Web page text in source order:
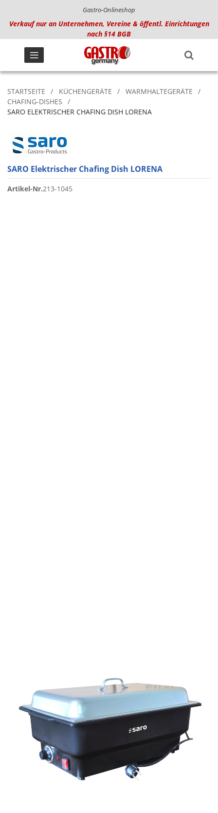
Gastro-Onlineshop
Verkauf nur an Unternehmen, Vereine & öffentl. Einrichtungen
nach §14 BGB
STARTSEITE KÜCHENGERÄTE
WARMHALTEGERÄTE
CHAFING-DISHES
SARO ELEKTRISCHER CHAFING DISH LORENA
SARO Elektrischer Chafing Dish LORENA
Artikel-Nr.213-1045